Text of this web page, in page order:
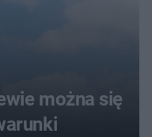
można się